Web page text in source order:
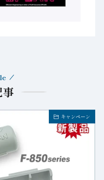
事
キャンペーン